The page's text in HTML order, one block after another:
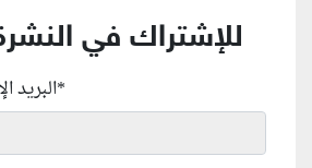
للإشتراك في
البريد*